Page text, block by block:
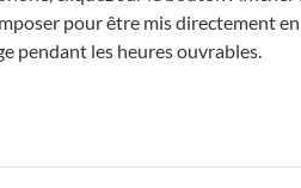
pour être mis directement
pendant les heures ouvrables.